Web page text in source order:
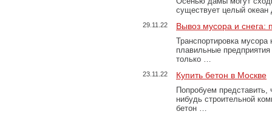
существует целый
29.11.22 Вывоз мусора и
Транспортировка
плавильные
только …
23.11.22 Купить бетон в Москве
Попробуем представить,
нибудь строительной
бетон …